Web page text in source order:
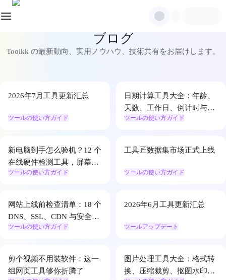
ブログ
Toolkk の最新動向、実用ノウハウ、技術共有をお届けします。
2026年7月工具更新汇总
ツールの使い方ガイド
日期计算工具大全：年龄、
天数、工作日、倒计时与保
质期一次算清
ツールの使い方ガイド
新电脑到手怎么验机？12 个
在线硬件检测工具，屏幕、
键盘、摄像头一次查完
ツールの使い方ガイド
工具匠数据集市场正式上线
ツールの使い方ガイド
网站上线前检查清单：18 个
DNS、SSL、CDN 与安全检
测工具
ツールの使い方ガイド
2026年6月工具更新汇总
ツールアップデート
剪个视频不用装软件：这一
组网页工具够你折腾了
图片处理工具大全：格式转
换、压缩裁剪、抠图水印、